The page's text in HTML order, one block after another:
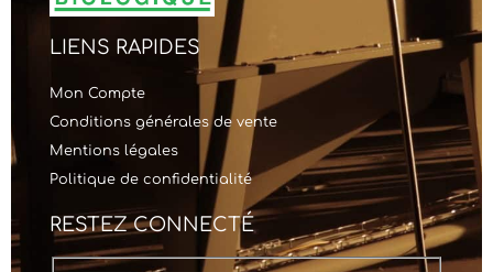
LIENS RAPIDES
Mon Compte
Conditions générales de vente
Mentions légales
Politique de confidentialité
RESTEZ CONNECTÉ